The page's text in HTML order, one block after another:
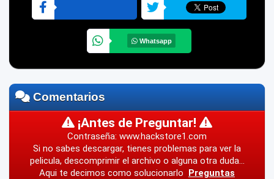
Whatsapp
Comentarios
¡Antes de Preguntar!
Contraseña: www.hackstore1.com
Si no sabes descargar, tienes problemas para ver la
pelicula, descomprimir el archivo o alguna otra duda...
Aqui te decimos como solucionarlo Preguntas